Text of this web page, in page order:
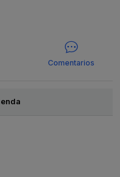
Comentarios